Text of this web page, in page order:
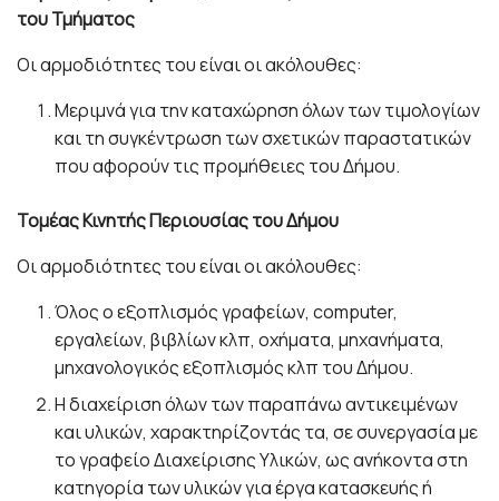
του Τμήματος
Οι αρμοδιότητες του είναι οι ακόλουθες:
Μεριμνά για την καταχώρηση όλων των τιμολογίων
και τη συγκέντρωση των σχετικών παραστατικών
που αφορούν τις προμήθειες του Δήμου.
Τομέας Κινητής Περιουσίας του Δήμου
Οι αρμοδιότητες του είναι οι ακόλουθες:
Όλος ο εξοπλισμός γραφείων, computer,
εργαλείων, βιβλίων κλπ, οχήματα, μηχανήματα,
μηχανολογικός εξοπλισμός κλπ του Δήμου.
Η διαχείριση όλων των παραπάνω αντικειμένων
και υλικών, χαρακτηρίζοντάς τα, σε συνεργασία με
το γραφείο Διαχείρισης Υλικών, ως ανήκοντα στη
κατηγορία των υλικών για έργα κατασκευής ή